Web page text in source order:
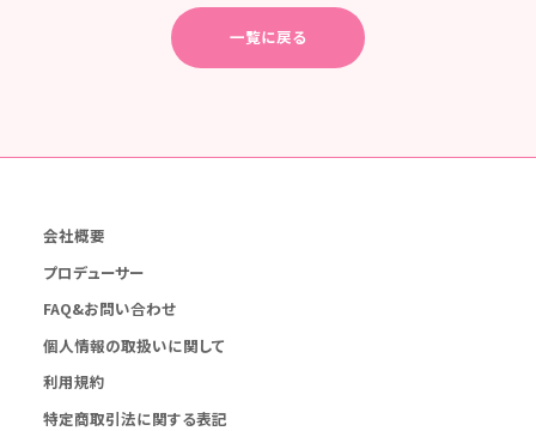
一覧に戻る
会社概要
プロデューサー
FAQ&お問い合わせ
個人情報の取扱いに関して
利用規約
特定商取引法に関する表記